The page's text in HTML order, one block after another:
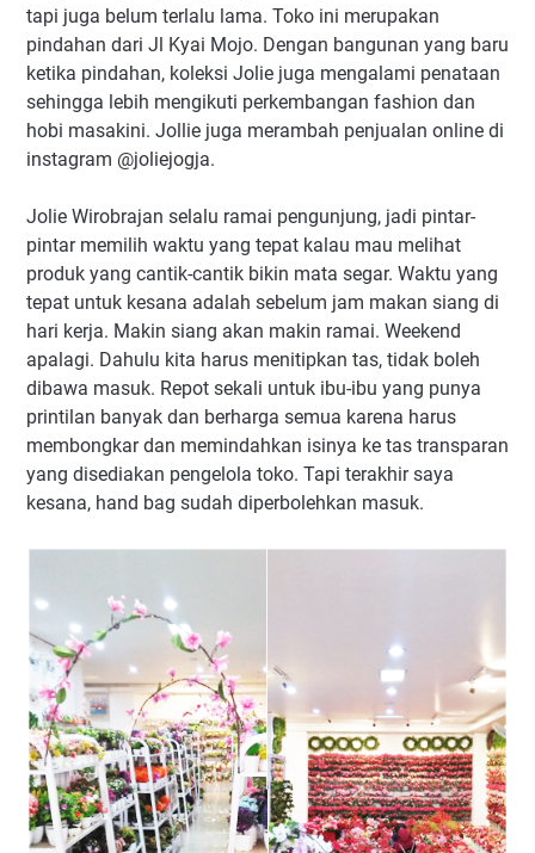
tapi juga belum terlalu lama. Toko ini merupakan
pindahan dari Jl Kyai Mojo. Dengan bangunan yang baru
ketika pindahan, koleksi Jolie juga mengalami penataan
sehingga lebih mengikuti perkembangan fashion dan
hobi masakini. Jollie juga merambah penjualan online di
instagram @joliejogja.
Jolie Wirobrajan selalu ramai pengunjung, jadi pintar-
pintar memilih waktu yang tepat kalau mau melihat
produk yang cantik-cantik bikin mata segar. Waktu yang
tepat untuk kesana adalah sebelum jam makan siang di
hari kerja. Makin siang akan makin ramai. Weekend
apalagi. Dahulu kita harus menitipkan tas, tidak boleh
dibawa masuk. Repot sekali untuk ibu-ibu yang punya
printilan banyak dan berharga semua karena harus
membongkar dan memindahkan isinya ke tas transparan
yang disediakan pengelola toko. Tapi terakhir saya
kesana, hand bag sudah diperbolehkan masuk.